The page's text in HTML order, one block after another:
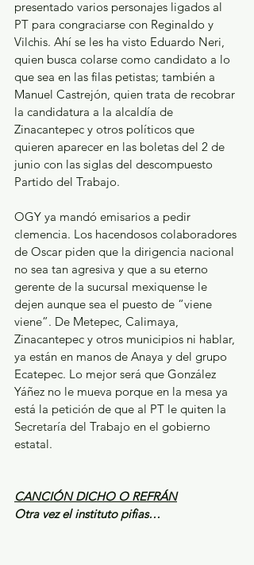
presentado varios personajes ligados al
PT para congraciarse con Reginaldo y
Vilchis. Ahí se les ha visto Eduardo Neri,
quien busca colarse como candidato a lo
que sea en las filas petistas; también a
Manuel Castrejón, quien trata de recobrar
la candidatura a la alcaldía de
Zinacantepec y otros políticos que
quieren aparecer en las boletas del 2 de
junio con las siglas del descompuesto
Partido del Trabajo.
OGY ya mandó emisarios a pedir
clemencia. Los hacendosos colaboradores
de Oscar piden que la dirigencia nacional
no sea tan agresiva y que a su eterno
gerente de la sucursal mexiquense le
dejen aunque sea el puesto de “viene
viene”. De Metepec, Calimaya,
Zinacantepec y otros municipios ni hablar,
ya están en manos de Anaya y del grupo
Ecatepec. Lo mejor será que González
Yáñez no le mueva porque en la mesa ya
está la petición de que al PT le quiten la
Secretaría del Trabajo en el gobierno
estatal.
CANCIÓN DICHO O REFRÁN
Otra vez el instituto pifias…